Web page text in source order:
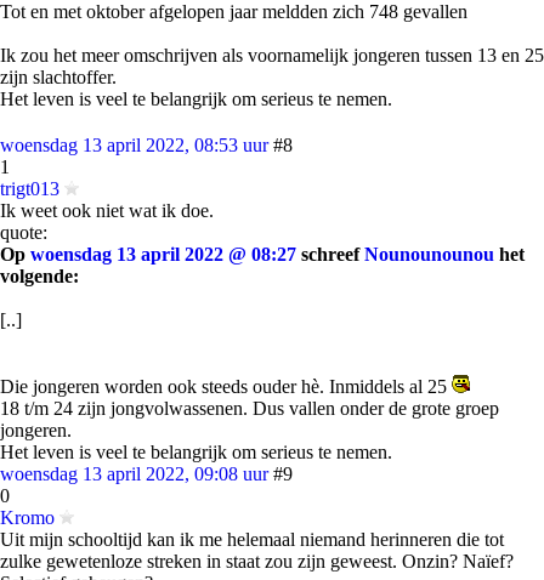
Tot en met oktober afgelopen jaar meldden zich 748 gevallen
Ik zou het meer omschrijven als voornamelijk jongeren tussen 13 en 25
zijn slachtoffer.
Het leven is veel te belangrijk om serieus te nemen.
woensdag 13 april 2022, 08:53 uur #8
1
trigt013
Ik weet ook niet wat ik doe.
quote:
Op woensdag 13 april 2022 @ 08:27 schreefNounounounou het
volgende:
[..]
Die jongeren worden ook steeds ouder hè. Inmiddels al 25
18 t/m 24 zijn jongvolwassenen. Dus vallen onder de grote groep
jongeren.
Het leven is veel te belangrijk om serieus te nemen.
woensdag 13 april 2022, 09:08 uur #9
0
Kromo
Uit mijn schooltijd kan ik me helemaal niemand herinneren die tot
zulke gewetenloze streken in staat zou zijn geweest. Onzin? Naïef?